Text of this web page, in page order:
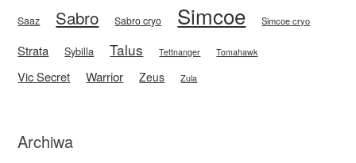
Saaz Sabro Sabro cryo Simcoe Simcoe cryo
Strata Sybilla Talus Tettnanger Tomahawk
Vic Secret Warrior Zeus Zula
Archiwa